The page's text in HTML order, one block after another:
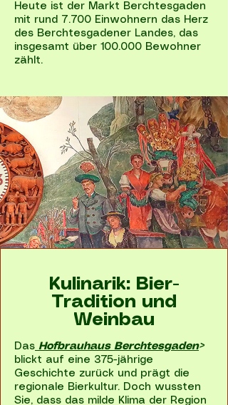
Heute ist der Markt Berchtesgaden
mit rund 7.700 Einwohnern das Herz
des Berchtesgadener Landes, das
insgesamt über 100.000 Bewohner
zählt.
Kulinarik: Bier-
Tradition und
Weinbau
Das Hofbrauhaus Berchtesgaden>
blickt auf eine 375-jährige
Geschichte zurück und prägt die
regionale Bierkultur. Doch wussten
Sie, dass das milde Klima der Region